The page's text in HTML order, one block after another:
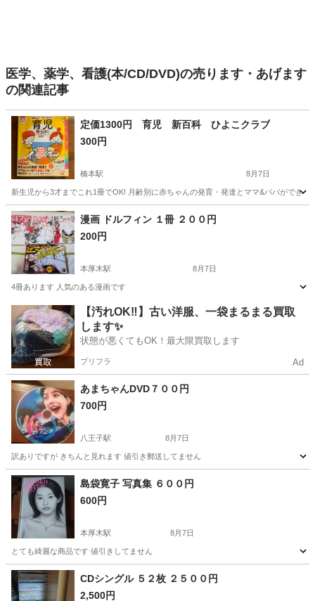
医学、薬学、看護(本/CD/DVD)の売ります・あげます
の関連記事
定価1300円 育児 新百科 ひよこクラブ
300円
橋本駅 8月7日
新生児から3才までこれ1冊でOK! 月齢別に赤ちゃんの発育・発達とママ&パパができ
神奈川 相模原市 橋本駅 参考書 百科
漫画 ドルフィン １冊 ２００円
200円
本厚木駅 8月7日
4冊あります 人気のある漫画です
神奈川 厚木市 本厚木駅 本/CD/DVD 漫画
【汚れOK‼️】古い洋服、一袋まるまる買取
します✨
状態が悪くてもOK！最大限買取します
プリフラ Ad
あまちゃんDVD７００円
700円
八王子駅 8月7日
訳ありですが きちんと見れます 値引き郵送してません
神奈川 厚木市 八王子駅 DVD/ブルーレイ
島袋寛子 写真集 ６００円
600円
本厚木駅 8月7日
とても綺麗な商品です 値引きしてません
神奈川 厚木市 本厚木駅 写真集 商品
CDシングル ５２枚 ２５００円
2,500円